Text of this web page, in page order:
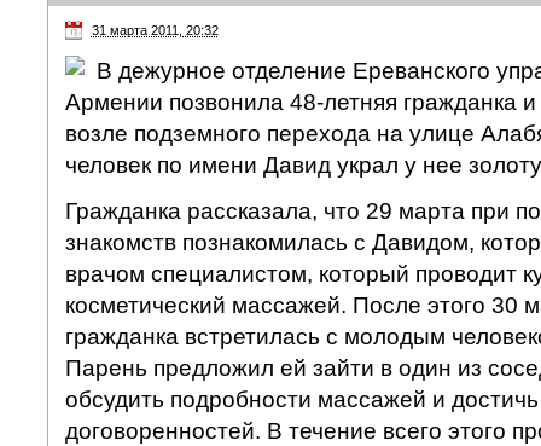
31 марта 2011, 20:32
В дежурное отделение Ереванского
Армении позвонила 48-летняя гражданка
возле подземного перехода на улице
человек по имени Давид украл у нее
Гражданка рассказала, что 29 марта при
знакомств познакомилась с Давидом,
врачом специалистом, который проводит
косметический массажей. После этого 30
гражданка встретилась с молодым
Парень предложил ей зайти в один из
обсудить подробности массажей и
договоренностей. В течение всего этого